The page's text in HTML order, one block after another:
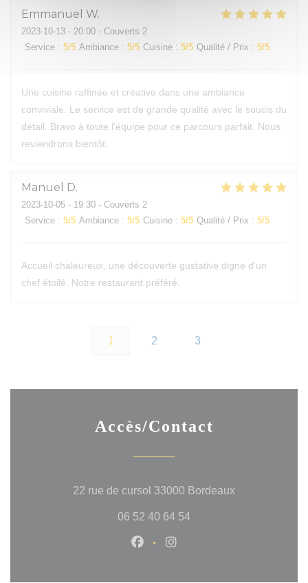
Emmanuel W
2023-10-13 - 20:00 - Couverts 2
Service : 5/5 Ambiance : 5/5 Cuisine : 5/5 Qualité / Prix : 5/5
Une cuisine raffinée et créative dans une ambiance
conviviale. Le service est de grande qualité avec le soucis du
détail. Bravo à toute l'équipe pour ce parcours parfait. Nous
reviendrons bientôt.
Manuel D
2023-10-05 - 19:30 - Couverts 2
Service : 5/5 Ambiance : 5/5 Cuisine : 5/5 Qualité / Prix : 5/5
Accueil chaleureux, une découverte gustative digne d’un
chef étoilé. Notre restaurant préféré.
1 2 3
Accès/Contact
22 rue de cursol 33000 Bordeaux((ouvre une
06 52 40 64 54
Facebook ((ouvre une